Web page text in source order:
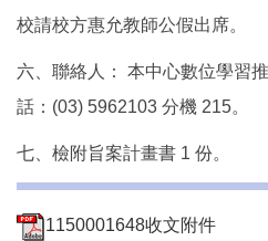
校請校方惠允教師公假出席。
六、聯絡人： 本中心數位學習
話：(03) 5962103 分機 215。
七、檢附旨案計畫書 1 份。
1150001648收文附件